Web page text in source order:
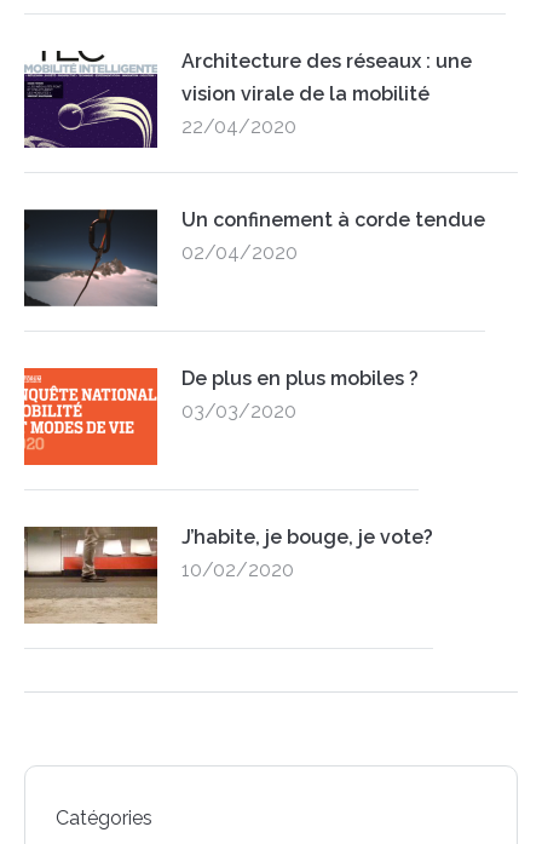
Architecture des réseaux : une
vision virale de la mobilité
22/04/2020
Un confinement à corde tendue
02/04/2020
De plus en plus mobiles ?
03/03/2020
J’habite, je bouge, je vote?
10/02/2020
Catégories